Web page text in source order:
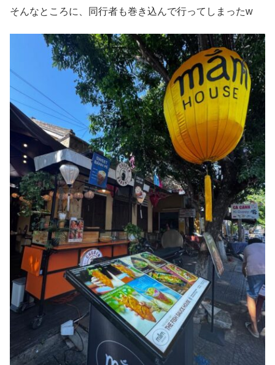
そんなところに、同行者も巻き込んで行ってしまったw